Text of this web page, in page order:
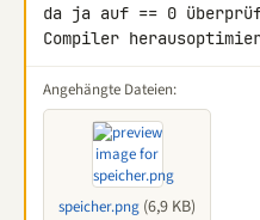
da ja auf == 0
Compiler
Angehängte Dateien:
speicher.png (6,9 KB)